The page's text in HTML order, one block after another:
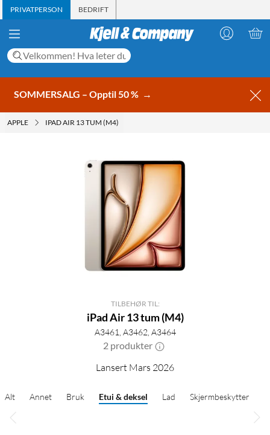
PRIVATPERSON BEDRIFT
SOMMERSALG – Opptil 50 % →
APPLE IPAD AIR 13 TUM (M4)
TILBEHØR TIL:
iPad Air 13 tum (M4)
A3461, A3462, A3464
2 produkter
Lansert Mars 2026
Alt Annet Bruk Etui & deksel Lad Skjermbeskytter